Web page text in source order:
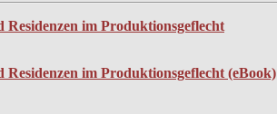
im Produktionsgeflecht
im Produktionsgeflecht (eBook)